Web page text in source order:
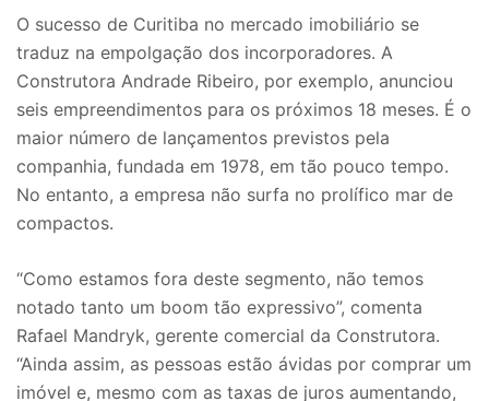
O sucesso de Curitiba no mercado imobiliário se
traduz na empolgação dos incorporadores. A
Construtora Andrade Ribeiro, por exemplo, anunciou
seis empreendimentos para os próximos 18 meses. É o
maior número de lançamentos previstos pela
companhia, fundada em 1978, em tão pouco tempo.
No entanto, a empresa não surfa no prolífico mar de
compactos.
“Como estamos fora deste segmento, não temos
notado tanto um boom tão expressivo”, comenta
Rafael Mandryk, gerente comercial da Construtora.
“Ainda assim, as pessoas estão ávidas por comprar um
imóvel e, mesmo com as taxas de juros aumentando,